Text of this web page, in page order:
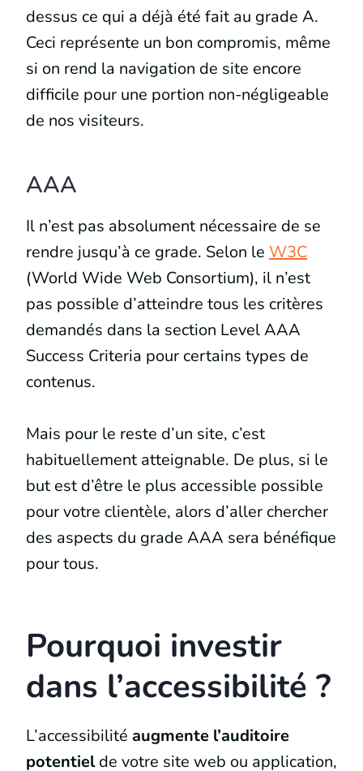
dessus ce qui a déjà été fait au grade A.
Ceci représente un bon compromis, même
si on rend la navigation de site encore
difficile pour une portion non-négligeable
de nos visiteurs.
AAA
Il n’est pas absolument nécessaire de se
rendre jusqu’à ce grade. Selon le W3C
(World Wide Web Consortium), il n’est
pas possible d’atteindre tous les critères
demandés dans la section Level AAA
Success Criteria pour certains types de
contenus.
Mais pour le reste d’un site, c’est
habituellement atteignable. De plus, si le
but est d’être le plus accessible possible
pour votre clientèle, alors d’aller chercher
des aspects du grade AAA sera bénéfique
pour tous.
Pourquoi investir
dans l’accessibilité ?
L’accessibilité augmente l’auditoire
potentielde votre site web ou application,